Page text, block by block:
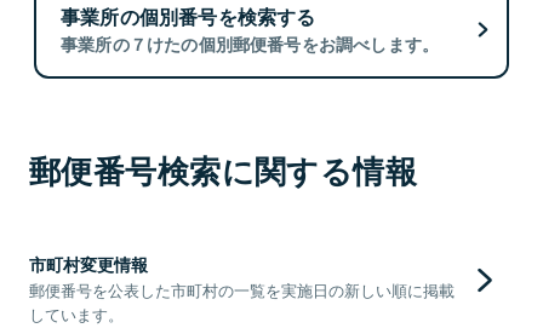
事業所の個別番号を検索する
事業所の７けたの個別郵便番号をお調べします。
郵便番号検索に関する情報
市町村変更情報
郵便番号を公表した市町村の一覧を実施日の新しい順に掲載
しています。